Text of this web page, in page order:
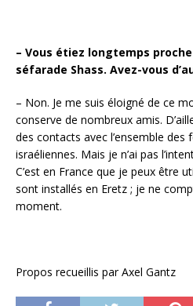
– Vous étiez longtemps
séfarade Shass. Avez-vous
– Non. Je me suis éloigné de ce
conserve de nombreux amis.
des contacts avec l’ensemble des
israéliennes. Mais je n’ai pas
C’est en France que je peux être
sont installés en Eretz ; je ne
moment.
Propos recueillis par Axel Gantz